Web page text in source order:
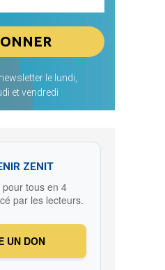
le lundi,
et vendredi
ZENIT
pour tous en 4
par les lecteurs.
UN DON